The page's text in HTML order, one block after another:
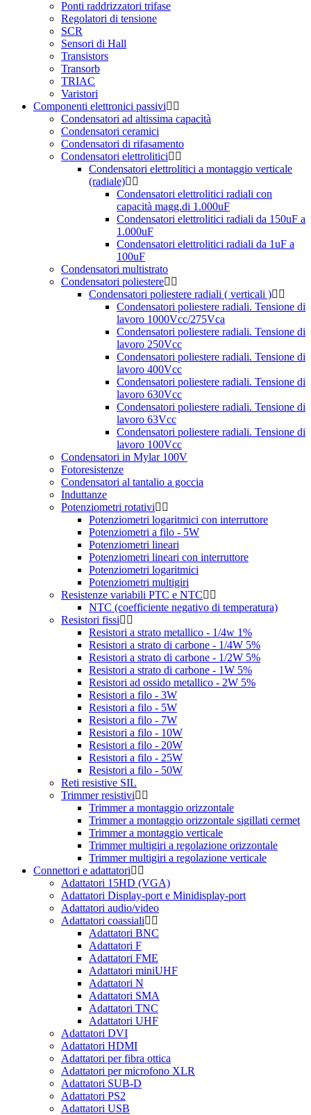
Ponti raddrizzatori trifase
Regolatori di tensione
SCR
Sensori di Hall
Transistors
Transorb
TRIAC
Varistori
Componenti elettronici passivi
Condensatori ad altissima capacità
Condensatori ceramici
Condensatori di rifasamento
Condensatori elettrolitici
Condensatori elettrolitici a montaggio verticale
(radiale)
Condensatori elettrolitici radiali con
capacità magg.di 1.000uF
Condensatori elettrolitici radiali da 150uF a
1.000uF
Condensatori elettrolitici radiali da 1uF a
100uF
Condensatori multistrato
Condensatori poliestere
Condensatori poliestere radiali ( verticali )
Condensatori poliestere radiali. Tensione di
lavoro 1000Vcc/275Vca
Condensatori poliestere radiali. Tensione di
lavoro 250Vcc
Condensatori poliestere radiali. Tensione di
lavoro 400Vcc
Condensatori poliestere radiali. Tensione di
lavoro 630Vcc
Condensatori poliestere radiali. Tensione di
lavoro 63Vcc
Condensatori poliestere radiali. Tensione di
lavoro 100Vcc
Condensatori in Mylar 100V
Fotoresistenze
Condensatori al tantalio a goccia
Induttanze
Potenziometri rotativi
Potenziometri logaritmici con interruttore
Potenziometri a filo - 5W
Potenziometri lineari
Potenziometri lineari con interruttore
Potenziometri logaritmici
Potenziometri multigiri
Resistenze variabili PTC e NTC
NTC (coefficiente negativo di temperatura)
Resistori fissi
Resistori a strato metallico - 1/4w 1%
Resistori a strato di carbone - 1/4W 5%
Resistori a strato di carbone - 1/2W 5%
Resistori a strato di carbone - 1W 5%
Resistori ad ossido metallico - 2W 5%
Resistori a filo - 3W
Resistori a filo - 5W
Resistori a filo - 7W
Resistori a filo - 10W
Resistori a filo - 20W
Resistori a filo - 25W
Resistori a filo - 50W
Reti resistive SIL
Trimmer resistivi
Trimmer a montaggio orizzontale
Trimmer a montaggio orizzontale sigillati cermet
Trimmer a montaggio verticale
Trimmer multigiri a regolazione orizzontale
Trimmer multigiri a regolazione verticale
Connettori e adattatori
Adattatori 15HD (VGA)
Adattatori Display-port e Minidisplay-port
Adattatori audio/video
Adattatori coassiali
Adattatori BNC
Adattatori F
Adattatori FME
Adattatori miniUHF
Adattatori N
Adattatori SMA
Adattatori TNC
Adattatori UHF
Adattatori DVI
Adattatori HDMI
Adattatori per fibra ottica
Adattatori per microfono XLR
Adattatori SUB-D
Adattatori PS2
Adattatori USB